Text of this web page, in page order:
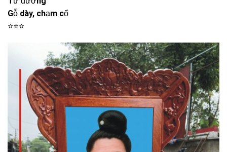
Gỗ dày, chạm cổ
⭐⭐⭐